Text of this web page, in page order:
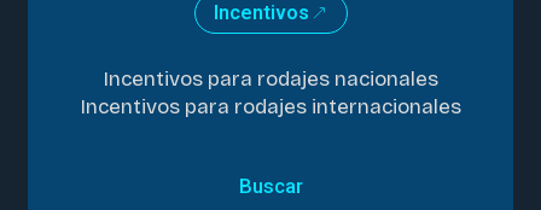
Incentivos
Incentivos para rodajes nacionales
Incentivos para rodajes internacionales
Buscar